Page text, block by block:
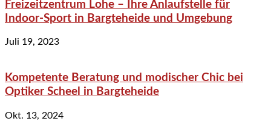
Freizeitzentrum Lohe – Ihre Anlaufstelle für
Indoor-Sport in Bargteheide und Umgebung
Juli 19, 2023
Kompetente Beratung und modischer Chic bei
Optiker Scheel in Bargteheide
Okt. 13, 2024